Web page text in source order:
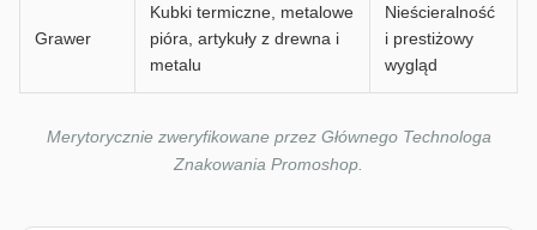
Grawer
Kubki termiczne, metalowe
pióra, artykuły z drewna i
metalu
Nieścieralność
i prestiżowy
wygląd
Merytorycznie zweryfikowane przez Głównego Technologa
Znakowania Promoshop.